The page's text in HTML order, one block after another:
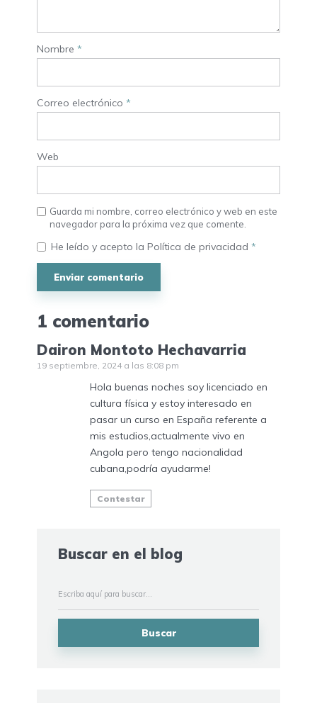
Nombre *
Correo electrónico *
Web
Guarda mi nombre, correo electrónico y web en este
navegador para la próxima vez que comente.
He leído y acepto la Política de privacidad *
1 comentario
Dairon Montoto Hechavarria
19 septiembre, 2024 a las 8:08 pm
Hola buenas noches soy licenciado en
cultura física y estoy interesado en
pasar un curso en España referente a
mis estudios,actualmente vivo en
Angola pero tengo nacionalidad
cubana,podría ayudarme!
Contestar
Buscar en el blog
Buscar